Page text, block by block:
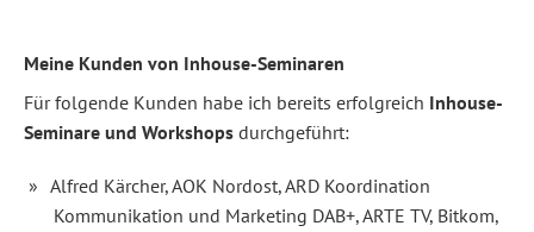
Meine Kunden von Inhouse-Seminaren
Für folgende Kunden habe ich bereits erfolgreich Inhouse-
Seminare und Workshops durchgeführt:
Alfred Kärcher, AOK Nordost, ARD Koordination
Kommunikation und Marketing DAB+, ARTE TV, Bitkom,